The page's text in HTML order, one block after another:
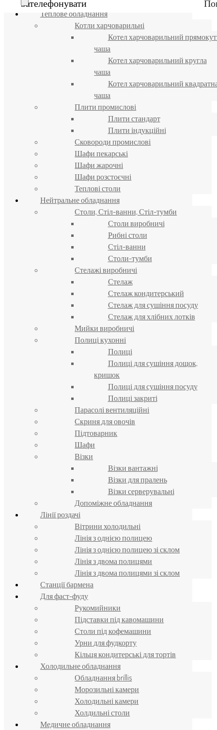
Зателефонувати
Теплове обладнання
Котли харчоварильні
Котел харчоварильний
чаша
Котел харчоварильний кругла
чаша
Котел харчоварильний
чаша
Плити промислові
Плити стандарт
Плити індукційні
Сковороди промислові
Шафи пекарські
Шафи жарочні
Шафи розстоєчні
Теплові столи
Нейтральне обладнання
Столи, Стіл-ванни, Стіл-тумби
Столи виробничі
Рибні столи
Стіл-ванни
Столи-тумби
Стелажі виробничі
Стелаж
Стелаж кондитерський
Стелаж для сушіння посуду
Стелаж для хлібних лотків
Мийки виробничі
Полиці кухонні
Полиці
Полиці для сушіння дощок,
кришок
Полиці для сушіння посуду
Полиці закриті
Парасолі вентиляційні
Скриня для овочів
Підтоварник
Шафи
Візки
Візки вантажні
Візки для пралень
Візки серверувальні
Допоміжне обладнання
Лінії роздачі
Вітрини холодильні
Лінія з однією полицею
Лінія з однією полицею зі склом
Лінія з двома полицями
Лінія з двома полицями зі склом
Станції бармена
Для фаст-фуду
Рукомийники
Підставки під кавомашини
Столи під кофемашини
Урни для фудкорту
Кільця кондитерські для тортів
Холодильне обладнання
Обладнання brillis
Морозильні камери
Холодильні камери
Холдильні столи
Медичне обладнання